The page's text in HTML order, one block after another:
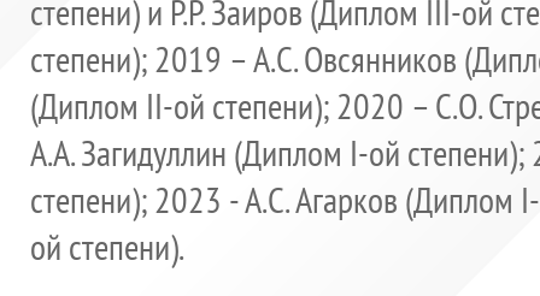
степени) и Р.Р. Заиров (Диплом III-ой
степени); 2019 – А.С. Овсянников
(Диплом II-ой степени); 2020 – С.О.
А.А. Загидуллин (Диплом I-ой
степени); 2023 - А.С. Агарков (Диплом
ой степени).